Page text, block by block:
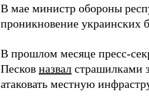
В мае министр обороны
проникновение украинских
В прошлом месяце пресс-
Песков назвал страшилками
атаковать местную